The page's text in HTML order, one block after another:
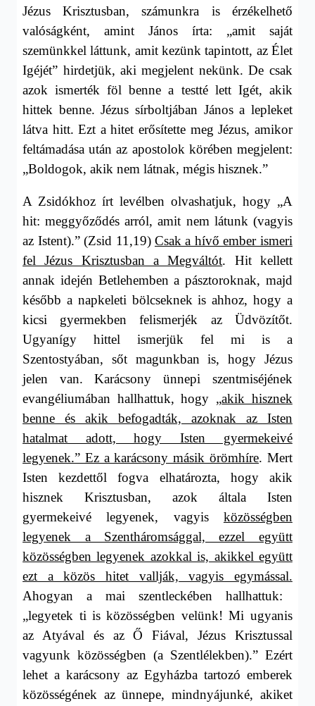
Jézus Krisztusban, számunkra is érzékelhető
valóságként, amint János írta: „amit saját
szemünkkel láttunk, amit kezünk tapintott, az Élet
Igéjét” hirdetjük, aki megjelent nekünk. De csak
azok ismerték föl benne a testté lett Igét, akik
hittek benne. Jézus sírboltjában János a lepleket
látva hitt. Ezt a hitet erősítette meg Jézus, amikor
feltámadása után az apostolok körében megjelent:
„Boldogok, akik nem látnak, mégis hisznek.”
A Zsidókhoz írt levélben olvashatjuk, hogy „A
hit: meggyőződés arról, amit nem látunk (vagyis
az Istent).” (Zsid 11,19) Csak a hívő ember ismeri
fel Jézus Krisztusban a Megváltót. Hit kellett
annak idején Betlehemben a pásztoroknak, majd
később a napkeleti bölcseknek is ahhoz, hogy a
kicsi gyermekben felismerjék az Üdvözítőt.
Ugyanígy hittel ismerjük fel mi is a
Szentostyában, sőt magunkban is, hogy Jézus
jelen van. Karácsony ünnepi szentmiséjének
evangéliumában hallhattuk, hogy „akik hisznek
benne és akik befogadták, azoknak az Isten
hatalmat adott, hogy Isten gyermekeivé
legyenek.” Ez a karácsony másik örömhíre. Mert
Isten kezdettől fogva elhatározta, hogy akik
hisznek Krisztusban, azok általa Isten
gyermekeivé legyenek, vagyis közösségben
legyenek a Szentháromsággal, ezzel együtt
közösségben legyenek azokkal is, akikkel együtt
ezt a közös hitet vallják, vagyis egymással.
Ahogyan a mai szentleckében hallhattuk:
„legyetek ti is közösségben velünk! Mi ugyanis
az Atyával és az Ő Fiával, Jézus Krisztussal
vagyunk közösségben (a Szentlélekben).” Ezért
lehet a karácsony az Egyházba tartozó emberek
közösségének az ünnepe, mindnyájunké, akiket